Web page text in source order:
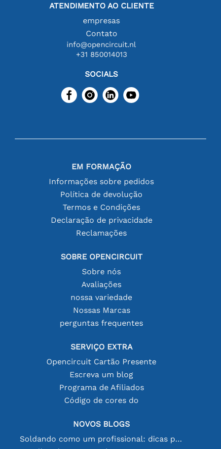
ATENDIMENTO AO CLIENTE
empresas
Contato
info@opencircuit.nl
+31 850014013
SOCIALS
EM FORMAÇÃO
Informações sobre pedidos
Política de devolução
Termos e Condições
Declaração de privacidade
Reclamações
SOBRE OPENCIRCUIT
Sobre nós
Avaliações
nossa variedade
Nossas Marcas
perguntas frequentes
SERVIÇO EXTRA
Opencircuit Cartão Presente
Escreva um blog
Programa de Afiliados
Código de cores do
NOVOS BLOGS
Soldando como um profissional: dicas para conexões eletrônicas perfeitas